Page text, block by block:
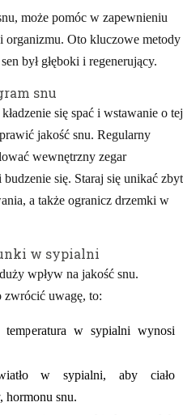
może pomóc w zapewnieniu
organizmu. Oto kluczowe metody
był głęboki i regenerujący.
snu
się spać i wstawanie o tej
jakość snu. Regularny
wewnętrzny zegar
się. Staraj się unikać zbyt
a także ogranicz drzemki w
w sypialni
wpływ na jakość snu.
zwrócić uwagę, to:
temperatura w sypialni wynosi
w sypialni, aby ciało
hormonu snu.